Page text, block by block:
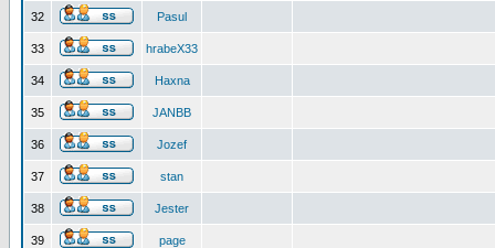
32 Pasul
33 hrabeX33
34 Haxna
35 JANBB
36 Jozef
37 stan
38 Jester
39 page